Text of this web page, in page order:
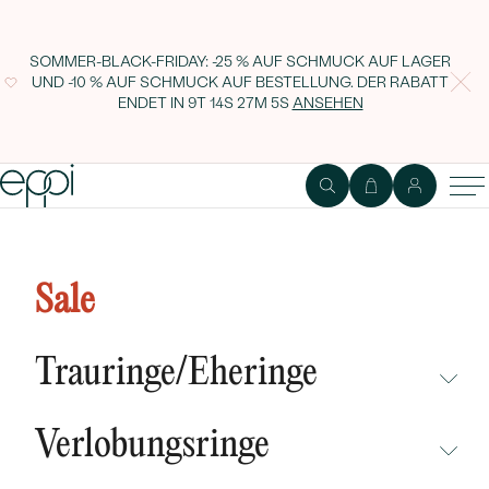
SOMMER-BLACK-FRIDAY: -25 % AUF SCHMUCK AUF LAGER
UND -10 % AUF SCHMUCK AUF BESTELLUNG. DER RABATT
ENDET IN 9T 14S 27M 4S ANSEHEN
Sale
Trauringe/Eheringe
NEUHEITEN
Verlobungsringe
Diamanten Shimmel